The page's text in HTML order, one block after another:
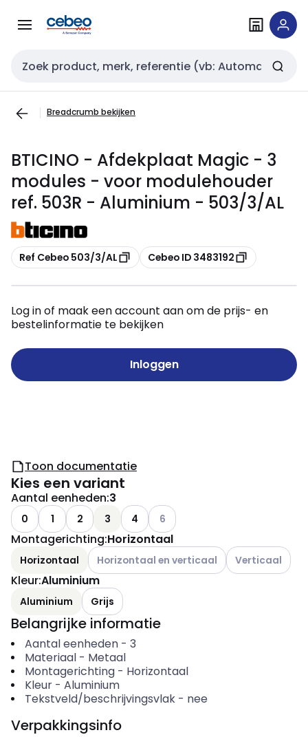
naar
naar
Zoekveld invoer
Breadcrumb bekijken
BTICINO - Afdekplaat Magic - 3
modules - voor modulehouder
ref. 503R - Aluminium - 503/3/AL
Kopiëren
Ref Cebeo 503/3/AL Kopiëren
Cebeo ID 3483192
Log in of maak een account aan om de prijs- en
bestelinformatie te bekijken
Inloggen
Toon documentatie
Kies een variant
Aantal eenheden:3
0 1 2 3 4 Andere varianten (Huidige
6
Montagerichting:Horizontaal
Horizontaal Andere varianten (Huidige combinatie niet
Horizontaal en verticaal Andere
Verticaal
Kleur:Aluminium
Aluminium Grijs
Belangrijke informatie
Aantal eenheden- 3
Materiaal- Metaal
Montagerichting- Horizontaal
Kleur- Aluminium
Tekstveld/beschrijvingsvlak- nee
Verpakkingsinfo